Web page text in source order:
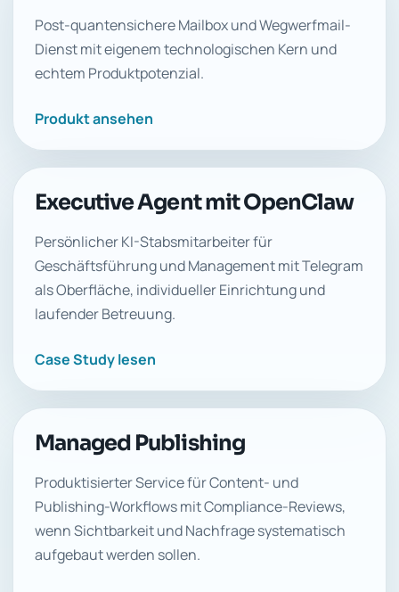
Post-quantensichere Mailbox und Wegwerfmail-
Dienst mit eigenem technologischen Kern und
echtem Produktpotenzial.
Produkt ansehen
Executive Agent mit OpenClaw
Persönlicher KI-Stabsmitarbeiter für
Geschäftsführung und Management mit Telegram
als Oberfläche, individueller Einrichtung und
laufender Betreuung.
Case Study lesen
Managed Publishing
Produktisierter Service für Content- und
Publishing-Workflows mit Compliance-Reviews,
wenn Sichtbarkeit und Nachfrage systematisch
aufgebaut werden sollen.